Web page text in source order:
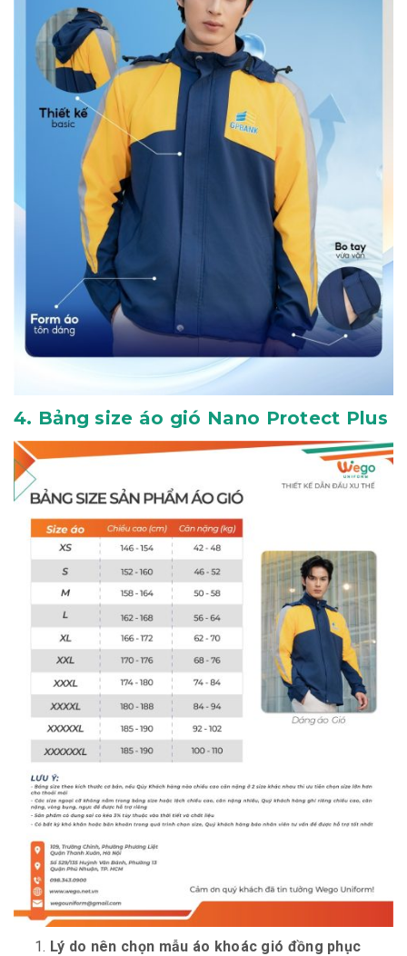
4. Bảng size áo gió Nano Protect Plus
Lý do nên chọn mẫu áo khoác gió đồng phục